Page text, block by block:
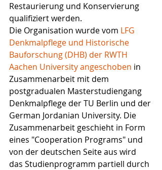
Restaurierung und Konservierung
qualifiziert werden.
Die Organisation wurde vom LFG
Denkmalpflege und Historische
Bauforschung (DHB) der RWTH
Aachen University angeschoben in
Zusammenarbeit mit dem
postgradualen Masterstudiengang
Denkmalpflege der TU Berlin und der
German Jordanian University. Die
Zusammenarbeit geschieht in Form
eines "Cooperation Programs" und
von der deutschen Seite aus wird
das Studienprogramm partiell durch